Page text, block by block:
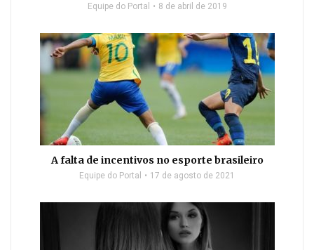
Equipe do Portal 8 de abril de 2019
A falta de incentivos no esporte brasileiro
Equipe do Portal 17 de agosto de 2021